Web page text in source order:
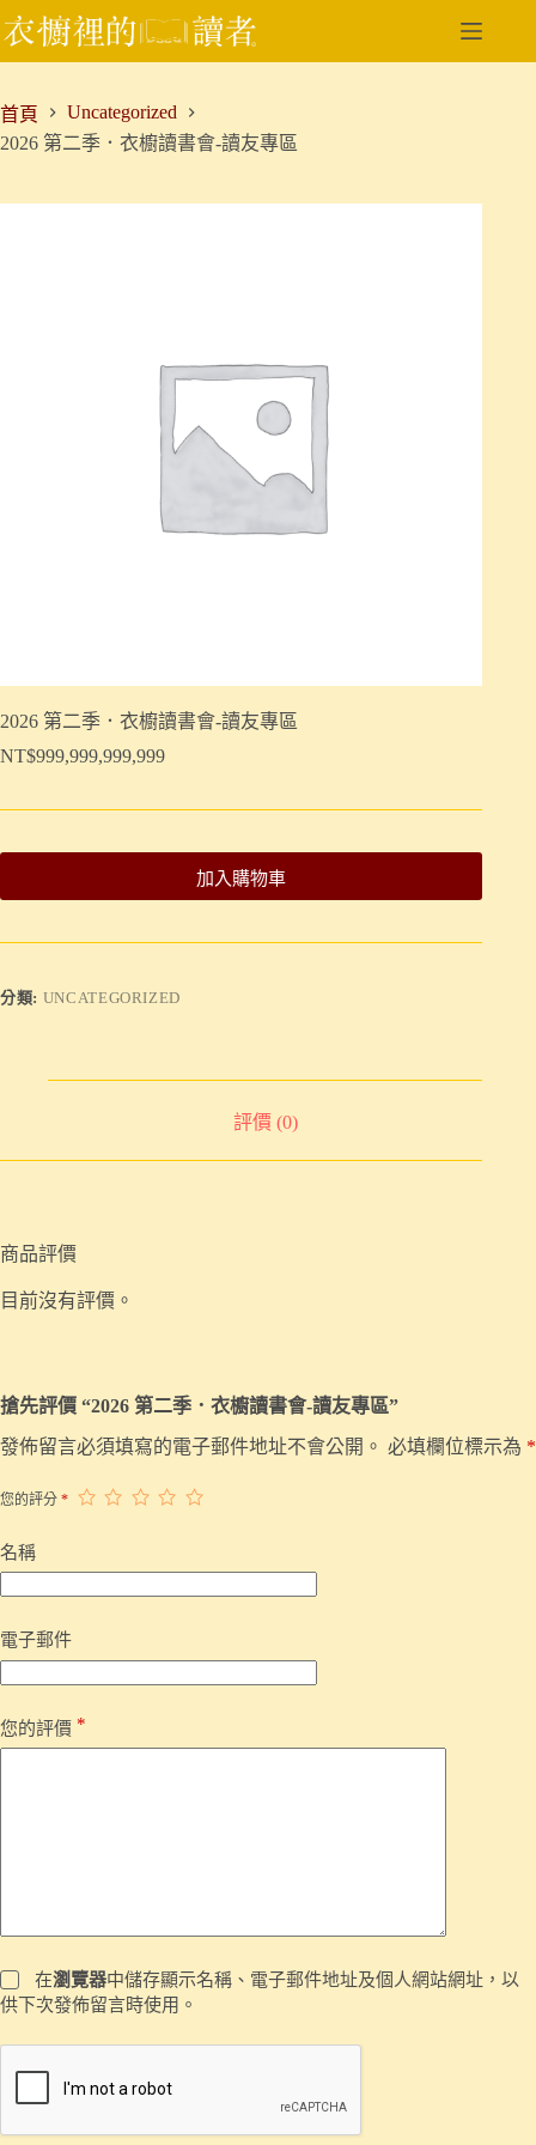
跳
至
要
內
首頁
Uncategorized
2026 第二季．衣櫥讀書會-讀友專區
2026 第二季．衣櫥讀書會-讀友專區
NT$999,999,999,999
加入購物車
分類: UNCATEGORIZED
評價 (0)
商品評價
目前沒有評價。
搶先評價 “2026 第二季．衣櫥讀書會-讀友專區”
發佈留言必須填寫的電子郵件地址不會公開。 必填欄位標示為 *
您的評分 *
名稱
電子郵件
您的評價 *
在瀏覽器中儲存顯示名稱、電子郵件地址及個人網站網址，以
供下次發佈留言時使用。